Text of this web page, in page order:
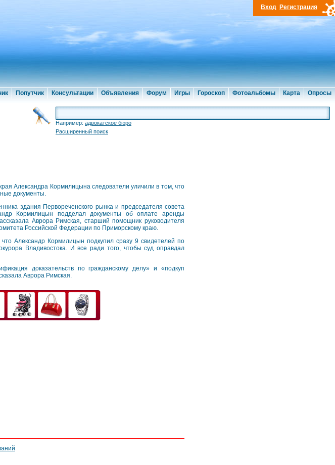
Попутчик Консультации Объявления Форум Игры Гороскоп Фотоальбомы Карта Опросы
Вход Регистрация
Например: адвокатское бюро
Расширенный поиск
Александра Кормилицына следователи уличили в том, что
документы.
здания Первореченского рынка и председателя совета
Кормилицын подделал документы об оплате аренды
Аврора Римская, старший помощник руководителя
Российской Федерации по Приморскому краю.
Александр Кормилицын подкупил сразу 9 свидетелей по
Владивостока. И все ради того, чтобы суд оправдал
доказательств по гражданскому делу» и «подкуп
Аврора Римская.